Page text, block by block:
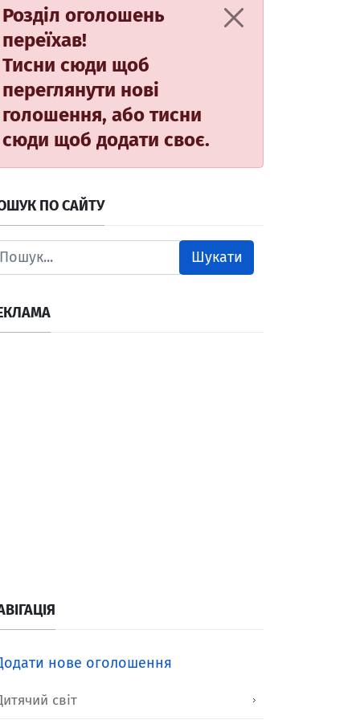
Розділ оголошень
переїхав!
Тисни сюди щоб
переглянути нові
голошення, або тисни
сюди щоб додати своє.
ПО САЙТУ
Шукати
нове оголошення
світ